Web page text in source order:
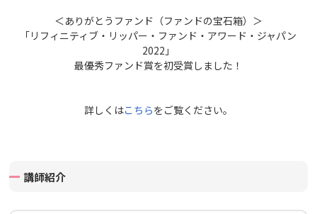
＜ありがとうファンド（ファンドの宝石箱）＞
「リフィニティブ・リッパー・ファンド・アワード・ジャパン
2022」
最優秀ファンド賞を初受賞しました！
詳しくはこちらをご覧ください。
講師紹介